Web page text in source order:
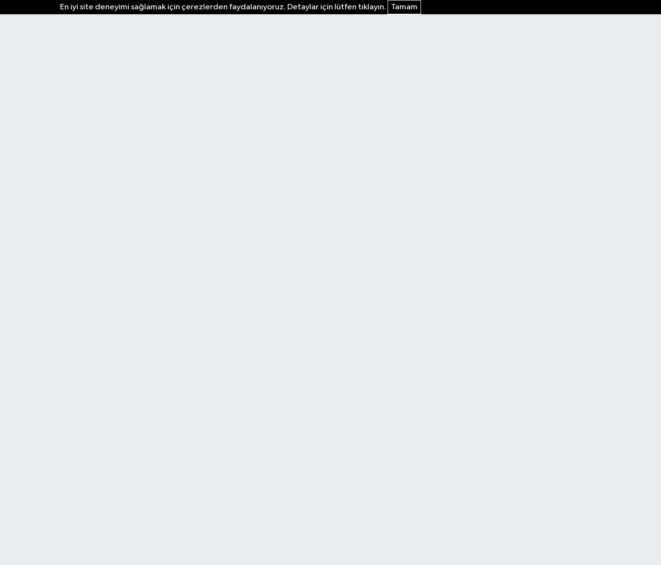
En iyi site deneyimi sağlamak için çerezlerden faydalanıyoruz. Detaylar için lütfen tıklayın. Tamam